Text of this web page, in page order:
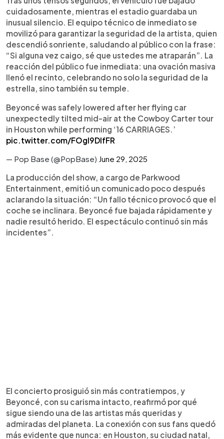
cuidadosamente, mientras el estadio guardaba un
inusual silencio. El equipo técnico de inmediato se
movilizó para garantizar la seguridad de la artista, quien
descendió sonriente, saludando al público con la frase:
“Si alguna vez caigo, sé que ustedes me atraparán”. La
reacción del público fue inmediata: una ovación masiva
llenó el recinto, celebrando no solo la seguridad de la
estrella, sino también su temple.
Beyoncé was safely lowered after her flying car
unexpectedly tilted mid-air at the Cowboy Carter tour
in Houston while performing ‘16 CARRIAGES.’
pic.twitter.com/FOgl9DIfFR
— Pop Base (@PopBase) June 29, 2025
La producción del show, a cargo de Parkwood
Entertainment, emitió un comunicado poco después
aclarando la situación: “Un fallo técnico provocó que el
coche se inclinara. Beyoncé fue bajada rápidamente y
nadie resultó herido. El espectáculo continuó sin más
incidentes”.
El concierto prosiguió sin más contratiempos, y
Beyoncé, con su carisma intacto, reafirmó por qué
sigue siendo una de las artistas más queridas y
admiradas del planeta. La conexión con sus fans quedó
más evidente que nunca: en Houston, su ciudad natal,